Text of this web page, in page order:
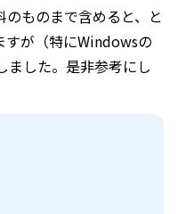
ものまで含めると、と
すが（特にWindowsの
ました。是非参考にし